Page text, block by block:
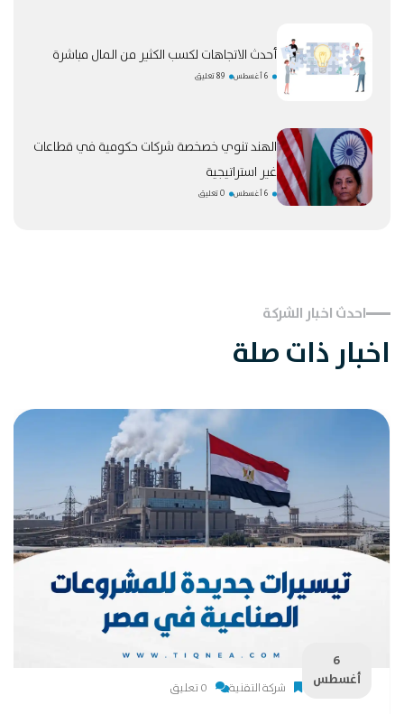
أحدث الاتجاهات لكسب الكثير من المال مباشرة
6 أغسطس 89 تعليق
الهند تنوي خصخصة شركات حكومية في قطاعات
غير استراتيجية
6 أغسطس 0 تعليق
احدث اخبار الشركة
اخبار ذات صلة
6
أغسطس
شركة التقنية 0 تعليق